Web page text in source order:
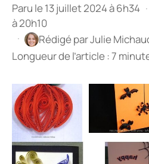
Paru le 13 juillet 2024 à 6h34 ·
à 20h10
·
Rédigé parJulie
Longueur de l’article : 7